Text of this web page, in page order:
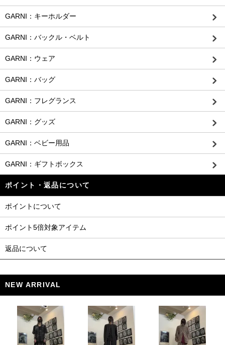
GARNI：キーホルダー
GARNI：バックル・ベルト
GARNI：ウェア
GARNI：バッグ
GARNI：フレグランス
GARNI：グッズ
GARNI：ベビー用品
GARNI：ギフトボックス
ポイント・返品について
ポイントについて
ポイント5倍対象アイテム
返品について
NEW ARRIVAL